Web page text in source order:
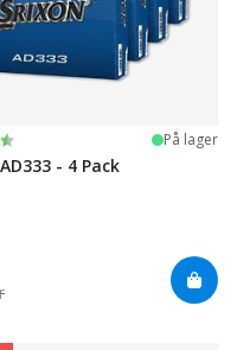
mulige På lager
- 4 Pack